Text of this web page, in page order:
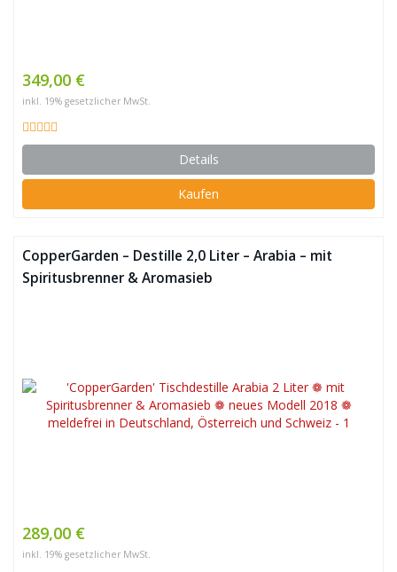
349,00 €
inkl. 19% gesetzlicher MwSt.
Details
Kaufen
CopperGarden – Destille 2,0 Liter – Arabia – mit
Spiritusbrenner & Aromasieb
289,00 €
inkl. 19% gesetzlicher MwSt.